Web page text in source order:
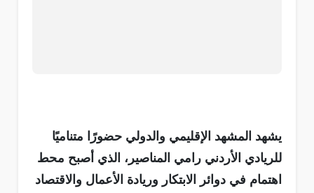
يشهد المشهد الإقليمي والدولي حضورًا متناميًا
للريادي الأردني رامي المناصير، الذي أصبح محط
اهتمام في دوائر الابتكار وريادة الأعمال والاقتصاد